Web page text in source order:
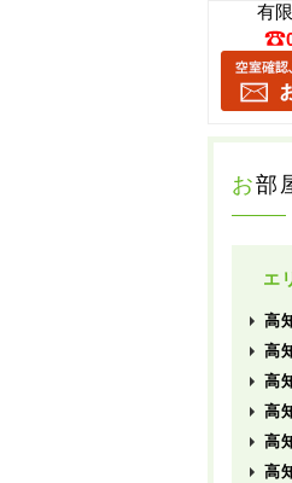
有
お部
エ
高
高
高
高
高
高